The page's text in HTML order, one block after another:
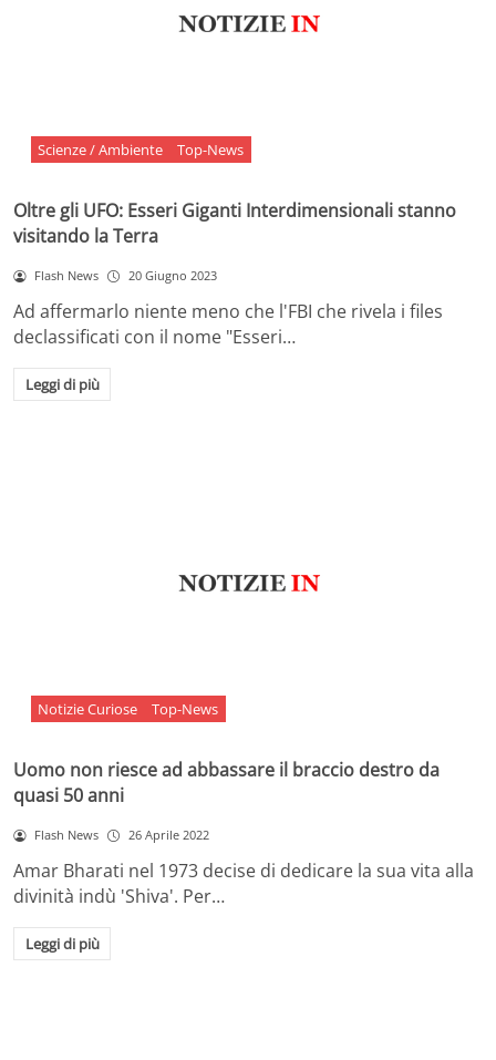
Scienze / Ambiente Top-News
Oltre gli UFO: Esseri Giganti Interdimensionali stanno
visitando la Terra
Flash News 20 Giugno 2023
Ad affermarlo niente meno che l'FBI che rivela i files
declassificati con il nome "Esseri…
Leggi di più
Notizie Curiose Top-News
Uomo non riesce ad abbassare il braccio destro da
quasi 50 anni
Flash News 26 Aprile 2022
Amar Bharati nel 1973 decise di dedicare la sua vita alla
divinità indù 'Shiva'. Per…
Leggi di più